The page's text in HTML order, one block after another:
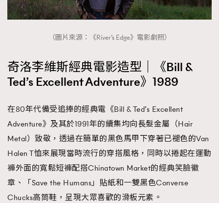
（圖片來源：《River’s Edge》電影劇照）
奇洛李維斯經典電影造型｜《Bill &
Ted’s Excellent Adventure》1989
在80年代備受追捧的經典電《Bill & Ted’s Excellent
Adventure》及其於1991年的續集均向長髮金屬（Hair
Metal）致敬，透過在簡單的黑色馬甲下穿著已褪色的Van
Halen T恤來展現當時流行的穿搭風格，同時以捲起在運動
褲外面的寬鬆短褲配搭Chinatown Market的經典笑臉徽
章、「Save the Humans」貼紙和一雙黑色Converse
Chucks高筒鞋，呈現大眾喜歡的滑板元素。